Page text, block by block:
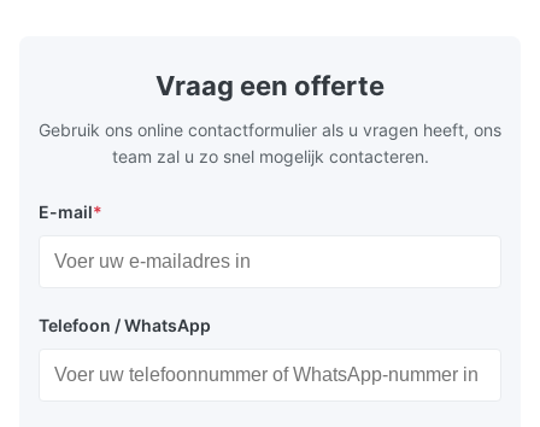
Vraag een offerte
Gebruik ons online contactformulier als u vragen heeft, ons
team zal u zo snel mogelijk contacteren.
E-mail*
Telefoon / WhatsApp